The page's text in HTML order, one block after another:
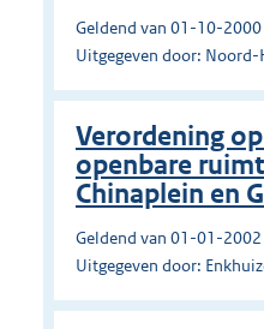
Geldend van 01-10-
Uitgegeven door:
Verordening
openbare
Chinaplein en
Geldend van 01-01-
Uitgegeven door: